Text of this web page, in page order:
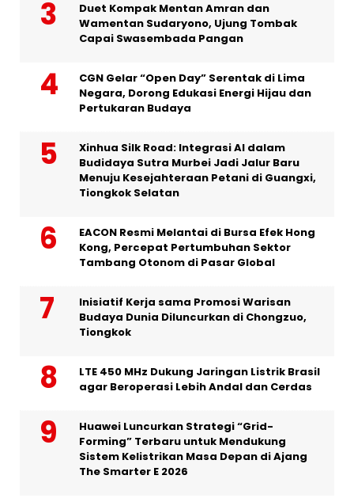
Duet Kompak Mentan Amran dan
Wamentan Sudaryono, Ujung Tombak
Capai Swasembada Pangan
CGN Gelar “Open Day” Serentak di Lima
Negara, Dorong Edukasi Energi Hijau dan
Pertukaran Budaya
Xinhua Silk Road: Integrasi AI dalam
Budidaya Sutra Murbei Jadi Jalur Baru
Menuju Kesejahteraan Petani di Guangxi,
Tiongkok Selatan
EACON Resmi Melantai di Bursa Efek Hong
Kong, Percepat Pertumbuhan Sektor
Tambang Otonom di Pasar Global
Inisiatif Kerja sama Promosi Warisan
Budaya Dunia Diluncurkan di Chongzuo,
Tiongkok
LTE 450 MHz Dukung Jaringan Listrik Brasil
agar Beroperasi Lebih Andal dan Cerdas
Huawei Luncurkan Strategi “Grid-
Forming” Terbaru untuk Mendukung
Sistem Kelistrikan Masa Depan di Ajang
The Smarter E 2026